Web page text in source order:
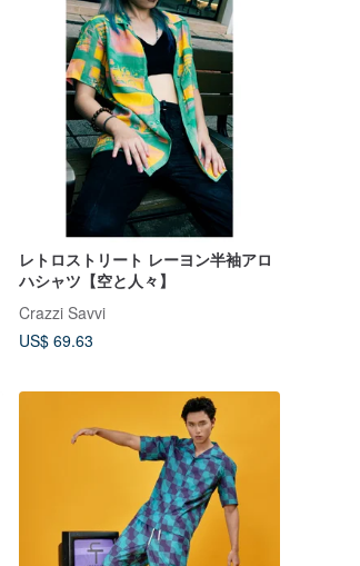
レトロストリート レーヨン半袖アロ
ハシャツ【空と人々】
Crazzi Savvi
US$ 69.63